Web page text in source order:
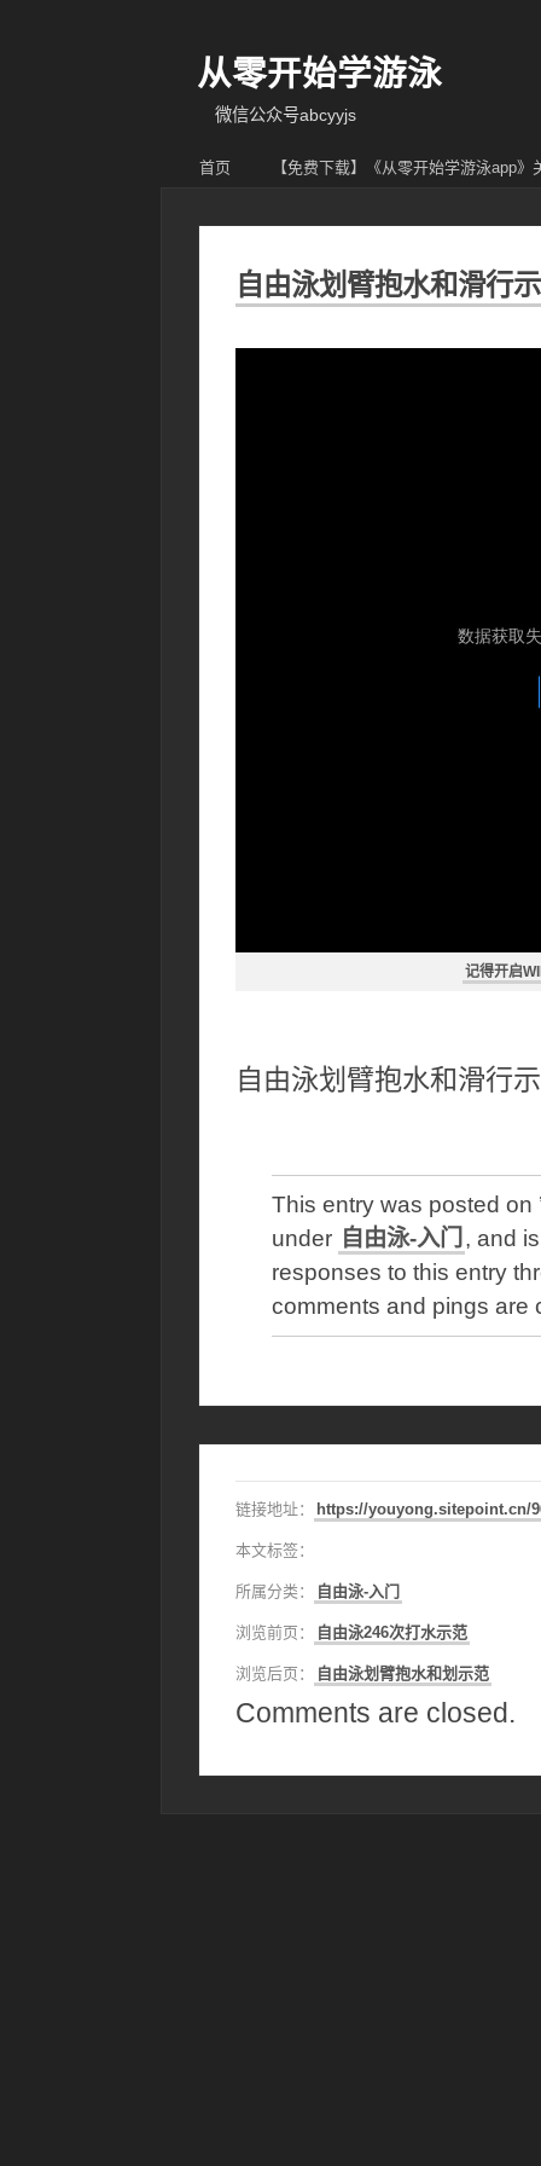
从零开始学游泳
微信公众号abcyyjs
首页 【免费下载】《从零开始学游泳app
自由泳划臂抱水和滑行
记得开启
自由泳划臂抱水和滑行
This entry was posted on
under 自由泳-入门
, and
responses to this entry
comments and pings are
链接地址： https://youyong.sitepoint.cn/
本文标签：
所属分类： 自由泳-入门
浏览前页： 自由泳246次打水示范
浏览后页： 自由泳划臂抱水和划示范
Comments are closed.